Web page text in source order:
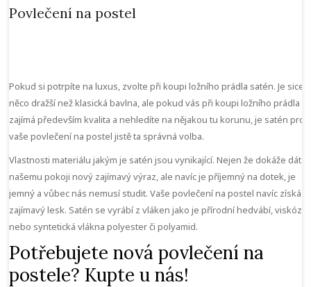
Povlečení na postel
Pokud si potrpíte na luxus, zvolte při koupi ložního prádla satén. Je sice
něco dražší než klasická bavlna, ale pokud vás při koupi ložního prádla
zajímá především kvalita a nehledíte na nějakou tu korunu, je satén pro
vaše povlečení na postel jistě ta správná volba.
Vlastnosti materiálu jakým je satén jsou vynikající. Nejen že dokáže dát
našemu pokoji nový zajímavý výraz, ale navíc je příjemný na dotek, je
jemný a vůbec nás nemusí studit. Vašepovlečení na postel navíc získá
zajímavý lesk. Satén se vyrábí z vláken jako je přírodní hedvábí, viskóza
nebo syntetická vlákna polyester či polyamid.
Potřebujete nová povlečení na
postele? Kupte u nás!